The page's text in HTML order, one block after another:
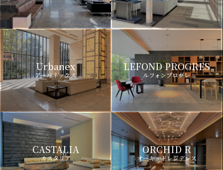
Urbanex
アーバネックス
LEFOND PROGRES
ルフォンプログレ
CASTALIA
カスタリア
ORCHID R
オーキッドレジデンス